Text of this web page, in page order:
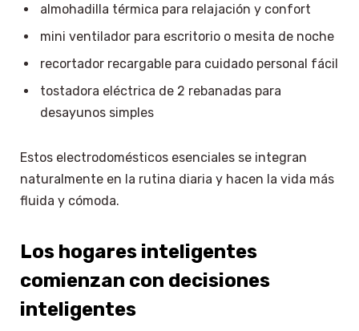
almohadilla térmica para relajación y confort
mini ventilador para escritorio o mesita de noche
recortador recargable para cuidado personal fácil
tostadora eléctrica de 2 rebanadas para
desayunos simples
Estos electrodomésticos esenciales se integran
naturalmente en la rutina diaria y hacen la vida más
fluida y cómoda.
Los hogares inteligentes
comienzan con decisiones
inteligentes